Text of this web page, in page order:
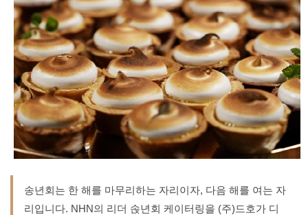
송년회는 한 해를 마무리하는 자리이자, 다음 해를 여는 자
리입니다. NHN의 리더 솑년회 케이터링을 (주)드호가 디